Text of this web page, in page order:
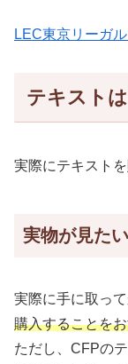
LEC東京リーガ
テキスト
実際にテキスト
実物が見た
実際に手に取っ
購入することを
ただし、CFPの